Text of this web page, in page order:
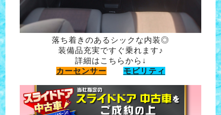
落ち着きのあるシックな内装◎
装備品充実ですぐ乗れます♪
詳細はこちらから↓
カーセンサー
モビリティ